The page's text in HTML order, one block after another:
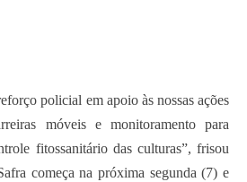
policial em apoio às nossas ações
móveis e monitoramento para
fitossanitário das culturas”, frisou
começa na próxima segunda (7) e